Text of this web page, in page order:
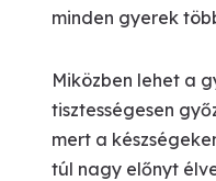
minden gyerek
Miközben lehet a
tisztességesen
mert a
túl nagy előnyt